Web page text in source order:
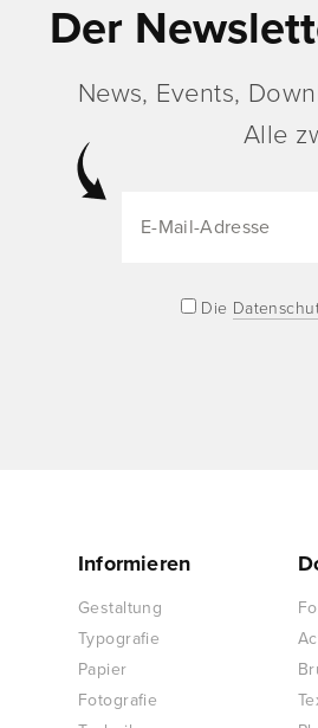
Der
News, Events,
Alle
Die
Informieren
Gestaltung
Typografie
Papier
Fotografie